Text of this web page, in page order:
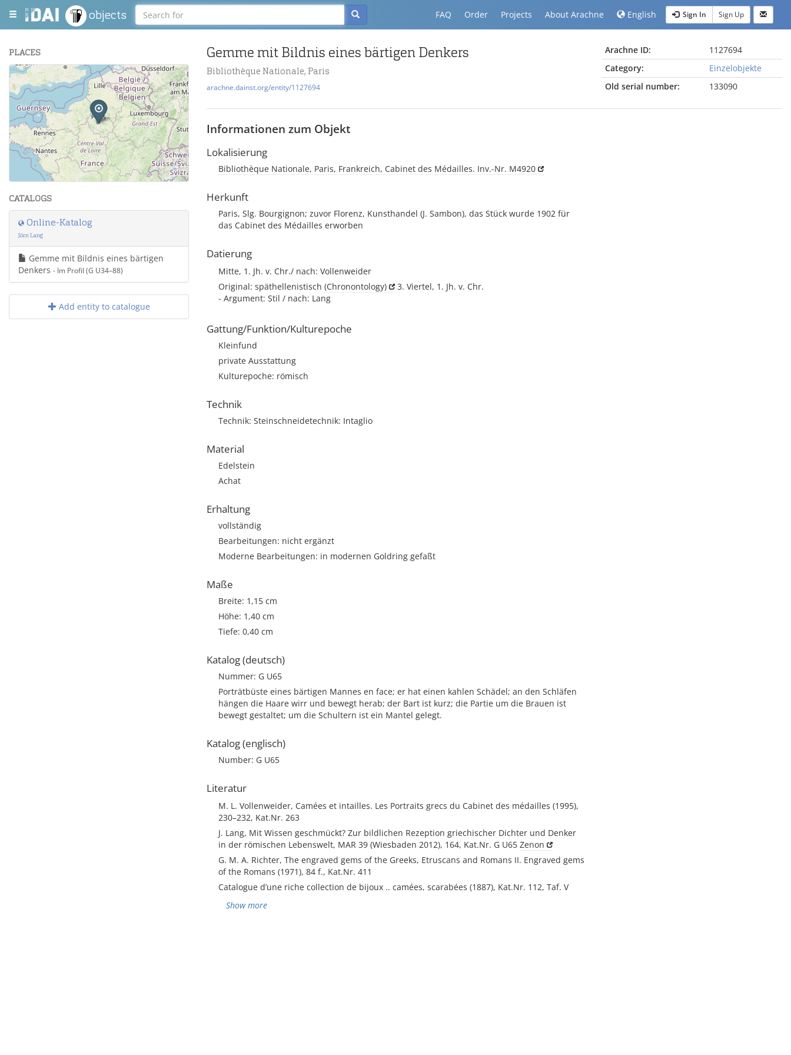
objects FAQ Order Projects About Arachne English Sign In Sign Up
PLACES
+
−
Leaflet| Maps and Data ©OpenStreetMap.
CATALOGS
Online-Katalog
Jörn Lang
Gemme mit Bildnis eines bärtigen
Denkers - Im Profil (G U34–88)
Add entity to catalogue
Gemme mit Bildnis eines bärtigen Denkers
Bibliothèque Nationale, Paris
arachne.dainst.org/entity/1127694
Arachne ID:
1127694
Category:
Einzelobjekte
Old serial number:
133090
Informationen zum Objekt
Lokalisierung
Bibliothèque Nationale, Paris, Frankreich, Cabinet des Médailles. Inv.-Nr. M4920
Herkunft
Paris, Slg. Bourgignon; zuvor Florenz, Kunsthandel (J. Sambon), das Stück wurde 1902 für
das Cabinet des Médailles erworben
Datierung
Mitte, 1. Jh. v. Chr./ nach: Vollenweider
Original: späthellenistisch (Chronontology)
3. Viertel, 1. Jh. v. Chr.
- Argument: Stil / nach: Lang
Gattung/Funktion/Kulturepoche
Kleinfund
private Ausstattung
Kulturepoche: römisch
Technik
Technik: Steinschneidetechnik: Intaglio
Material
Edelstein
Achat
Erhaltung
vollständig
Bearbeitungen: nicht ergänzt
Moderne Bearbeitungen: in modernen Goldring gefaßt
Maße
Breite: 1,15 cm
Höhe: 1,40 cm
Tiefe: 0,40 cm
Katalog (deutsch)
Nummer: G U65
Porträtbüste eines bärtigen Mannes en face; er hat einen kahlen Schädel; an den Schläfen
hängen die Haare wirr und bewegt herab; der Bart ist kurz; die Partie um die Brauen ist
bewegt gestaltet; um die Schultern ist ein Mantel gelegt.
Katalog (englisch)
Number: G U65
Literatur
M. L. Vollenweider, Camées et intailles. Les Portraits grecs du Cabinet des médailles (1995),
230–232, Kat.Nr. 263
J. Lang, Mit Wissen geschmückt? Zur bildlichen Rezeption griechischer Dichter und Denker
in der römischen Lebenswelt, MAR 39 (Wiesbaden 2012), 164, Kat.Nr. G U65 Zenon
G. M. A. Richter, The engraved gems of the Greeks, Etruscans and Romans II. Engraved gems
of the Romans (1971), 84 f., Kat.Nr. 411
Catalogue d’une riche collection de bijoux .. camées, scarabées (1887), Kat.Nr. 112, Taf. V
Show more